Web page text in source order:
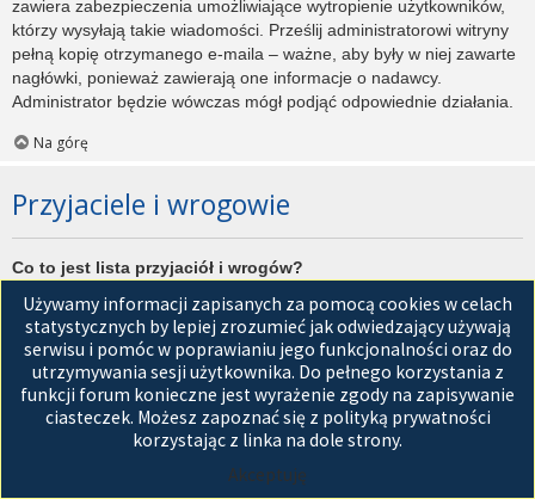
zawiera zabezpieczenia umożliwiające wytropienie użytkowników,
którzy wysyłają takie wiadomości. Prześlij administratorowi witryny
pełną kopię otrzymanego e-maila – ważne, aby były w niej zawarte
nagłówki, ponieważ zawierają one informacje o nadawcy.
Administrator będzie wówczas mógł podjąć odpowiednie działania.
Na górę
Przyjaciele i wrogowie
Co to jest lista przyjaciół i wrogów?
użytkowników witryny. Użytkownicy dodani do listy przyjaciół będą
wyświetleni na karciePrzyjacieleznajdującej się w panelu
zarządzania kontem. Z tego poziomu można szybko sprawdzić ich
status, a także wysłać prywatną wiadomość. Zależnie od
używanego stylu witryny, posty tych użytkowników mogą być
wyróżniane. Jeśli użytkownik zostanie dodany do listy wrogów,
Używamy informacji zapisanych za pomocą cookies w celach
statystycznych by lepiej zrozumieć jak odwiedzający używają
serwisu i pomóc w poprawianiu jego funkcjonalności oraz do
utrzymywania sesji użytkownika. Do pełnego korzystania z
funkcji forum konieczne jest wyrażenie zgody na zapisywanie
ciasteczek. Możesz zapoznać się z polityką prywatności
korzystając z linka na dole strony.
Akceptuję